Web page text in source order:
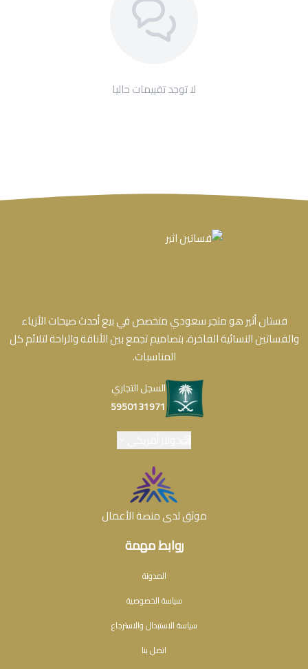
لا توجد تقييمات حاليا
روابط مهمة
المدونة
سياسة الخصوصية
سياسة الاستبدال والاسترجاع
اتصل بنا
فستان أثير هو متجر سعودي متخصص في بيع أحدث صيحات الأزياء
والفساتين النسائية الفاخرة، بتصاميم تجمع بين الأناقة والراحة لتلائم كل
المناسبات.
السجل التجاري
5950131971
موثق لدى منصة الأعمال